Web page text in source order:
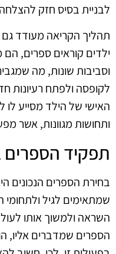
לבניית בסיס חזק
תהליך הקריאה מעודד גם
ילדים קוראים ספרים,
וסביבות שונות, מה
לקופסה ולפתח רעיונות
האישי של הילד מסייע לו
ותחושות מגוונות, אשר
תפקיד
בחירת הספרים הנכונים
שמתאימים לגיל ולתחומי
השראה ולמשוך אותו
הספרים שמדברים אליו,